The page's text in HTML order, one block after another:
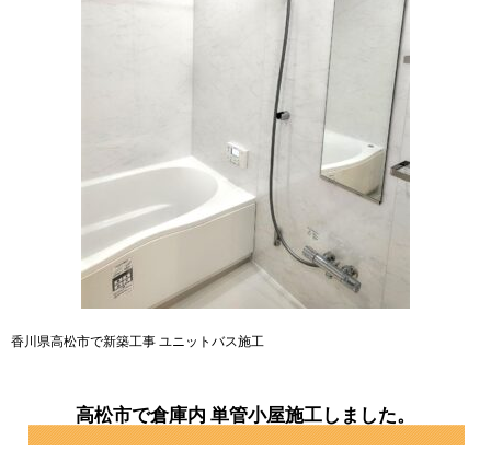
香川県高松市で新築工事 ユニットバス施工
高松市で倉庫内 単管小屋施工しました。